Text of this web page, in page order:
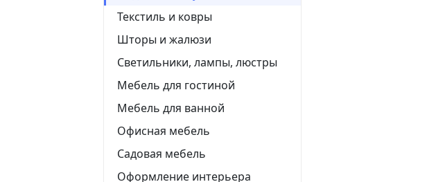
Текстиль и ковры
Шторы и жалюзи
Светильники, лампы, люстры
Мебель для гостиной
Мебель для ванной
Офисная мебель
Садовая мебель
Оформление интерьера